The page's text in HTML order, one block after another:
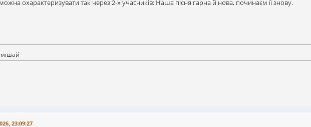
охарактеризувати так через 2-х учасників: Наша пісня гарна й нова, починаєм її знову.
23:09:27